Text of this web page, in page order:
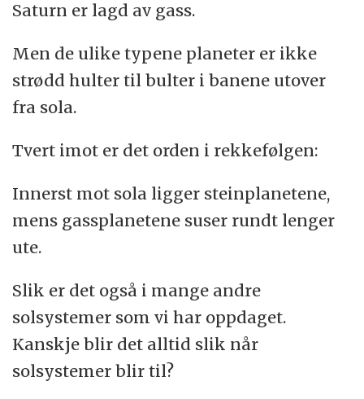
Saturn er lagd av gass.
Men de ulike typene planeter er ikke
strødd hulter til bulter i banene utover
fra sola.
Tvert imot er det orden i rekkefølgen:
Innerst mot sola ligger steinplanetene,
mens gassplanetene suser rundt lenger
ute.
Slik er det også i mange andre
solsystemer som vi har oppdaget.
Kanskje blir det alltid slik når
solsystemer blir til?